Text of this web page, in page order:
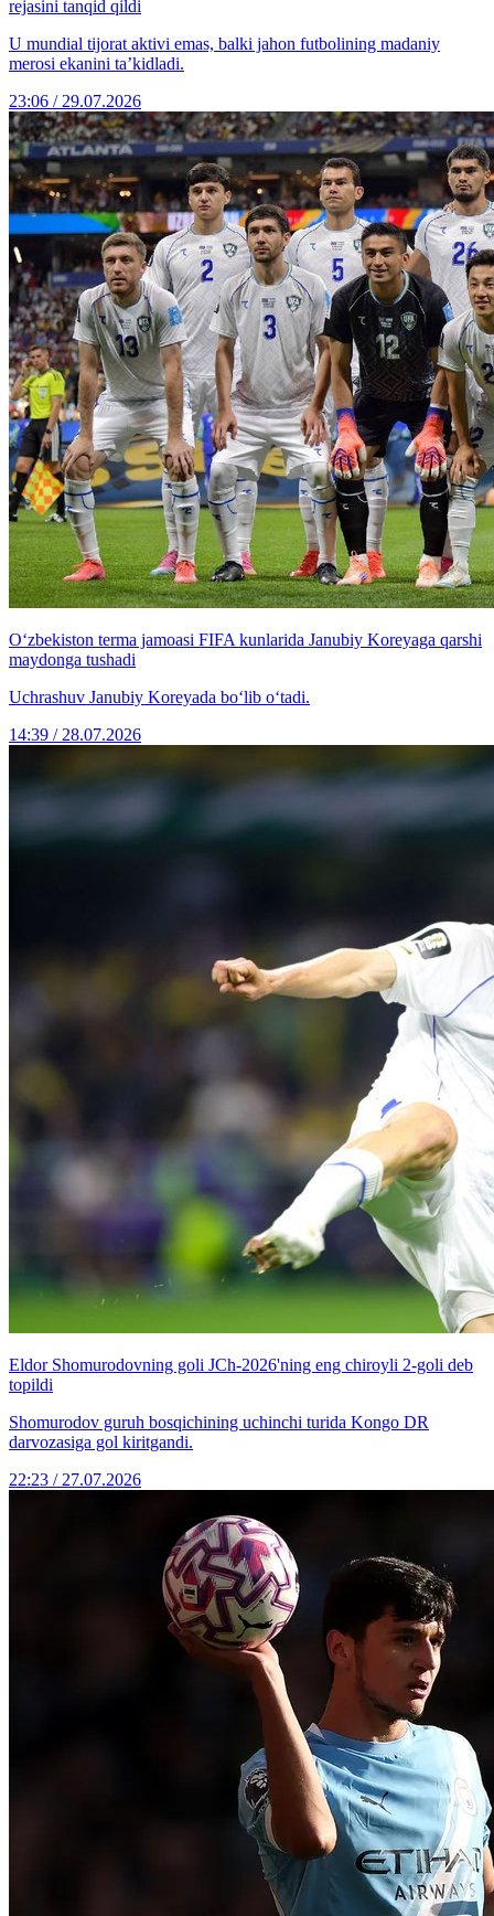
rejasini tanqid qildi
U mundial tijorat aktivi emas, balki jahon futbolining madaniy
merosi ekanini ta’kidladi.
23:06 / 29.07.2026
O‘zbekiston terma jamoasi FIFA kunlarida Janubiy Koreyaga qarshi
maydonga tushadi
Uchrashuv Janubiy Koreyada bo‘lib o‘tadi.
14:39 / 28.07.2026
Eldor Shomurodovning goli JCh-2026'ning eng chiroyli 2-goli deb
topildi
Shomurodov guruh bosqichining uchinchi turida Kongo DR
darvozasiga gol kiritgandi.
22:23 / 27.07.2026